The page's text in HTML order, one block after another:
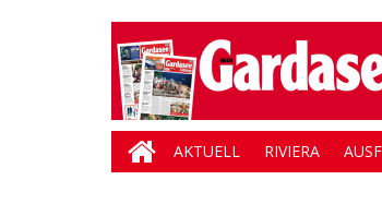
AKTUELL RIVIERA